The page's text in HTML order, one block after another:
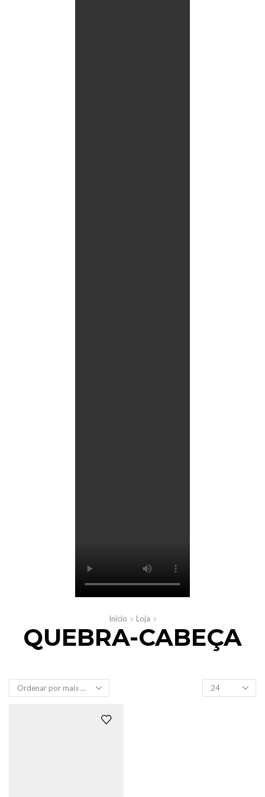
Início Loja
QUEBRA-CABEÇA
Produtos
por